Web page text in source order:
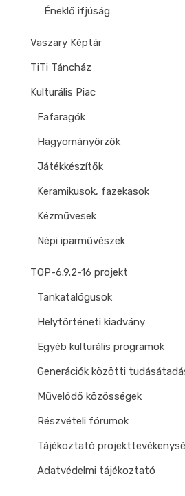
Éneklő ifjúság
Vaszary Képtár
TiTi Táncház
Kulturális Piac
Fafaragók
Hagyományőrzők
Játékkészítők
Keramikusok, fazekasok
Kézművesek
Népi iparművészek
TOP-6.9.2-16 projekt
Tankatalógusok
Helytörténeti kiadvány
Egyéb kulturális programok
Generációk közötti
Művelődő közösségek
Részvételi fórumok
Tájékoztató
Adatvédelmi tájékoztató